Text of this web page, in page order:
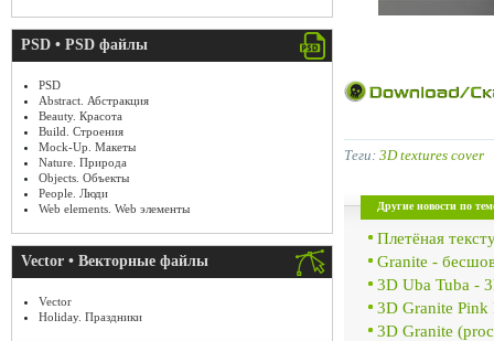
PSD • PSD файлы
PSD
Abstract. Абстракция
Beauty. Красота
Build. Строения
Mock-Up. Макеты
Nature. Природа
Objects. Объекты
People. Люди
Web elements. Web элементы
Vector • Векторные файлы
Vector
Holiday. Праздники
Теги: 3D textures cover
Другие новости по
Плетёная
Granite -
3D Uba Tuba -
3D Granite Pink
3D Granite